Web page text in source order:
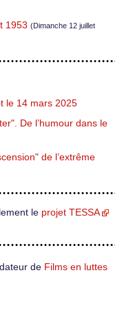
1953 (Dimanche 12 juillet
le 14 mars 2025
De l’humour dans le
de l’extrême
le projet TESSA
de Films en luttes